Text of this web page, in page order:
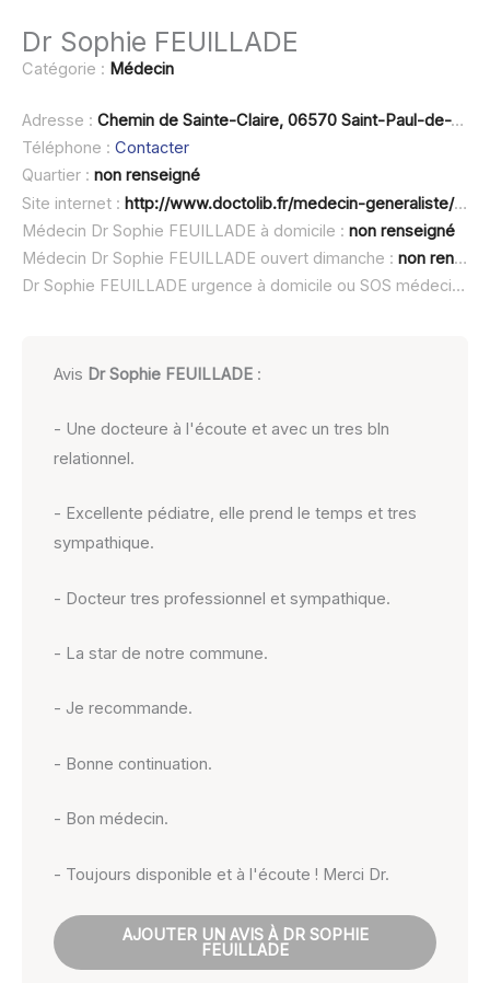
Dr Sophie FEUILLADE
Catégorie : Médecin
Adresse : Chemin de Sainte-Claire, 06570 Saint-Paul-de-Vence
Téléphone : Contacter
Quartier : non renseigné
Site internet : http://www.doctolib.fr/medecin-generaliste/saint-paul-de-vence/sophie-feuillade
Médecin Dr Sophie FEUILLADE à domicile : non renseigné
Médecin Dr Sophie FEUILLADE ouvert dimanche : non renseigné
Dr Sophie FEUILLADE urgence à domicile ou SOS médecin :
Avis Dr Sophie FEUILLADE :
- Une docteure à l'écoute et avec un tres bln
relationnel.
- Excellente pédiatre, elle prend le temps et tres
sympathique.
- Docteur tres professionnel et sympathique.
- La star de notre commune.
- Je recommande.
- Bonne continuation.
- Bon médecin.
- Toujours disponible et à l'écoute ! Merci Dr.
AJOUTER UN AVIS À DR SOPHIE
FEUILLADE